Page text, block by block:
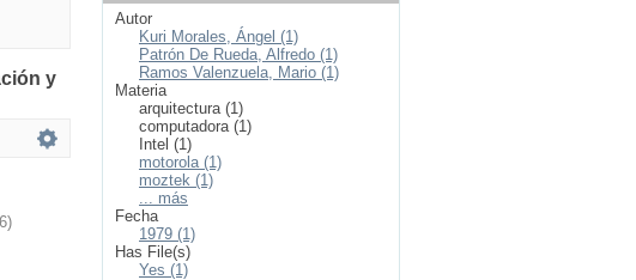
y
)
Autor
Kuri Morales, Ángel (1)
Patrón De Rueda, Alfredo (1)
Ramos Valenzuela, Mario (1)
Materia
arquitectura (1)
computadora (1)
Intel (1)
motorola (1)
moztek (1)
... más
Fecha
1979 (1)
Has File(s)
Yes (1)